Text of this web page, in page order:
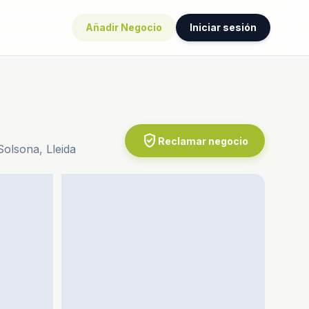
Añadir Negocio Iniciar sesión
Lleida verified_user Reclamar negocio